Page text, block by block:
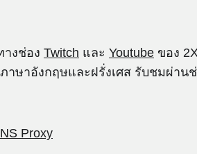
งช่อง Twitch และ Youtube ของ
าษาอังกฤษและฝรั่งเศส รับชมผ่า
Proxy